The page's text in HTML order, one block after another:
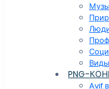
PNG-
Avif